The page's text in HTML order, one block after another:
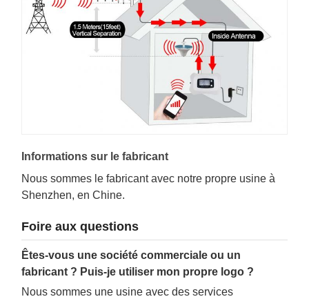
Informations sur le fabricant
Nous sommes le fabricant avec notre propre usine à
Shenzhen, en Chine.
Foire aux questions
Êtes-vous une société commerciale ou un
fabricant ? Puis-je utiliser mon propre logo ?
Nous sommes une usine avec des services